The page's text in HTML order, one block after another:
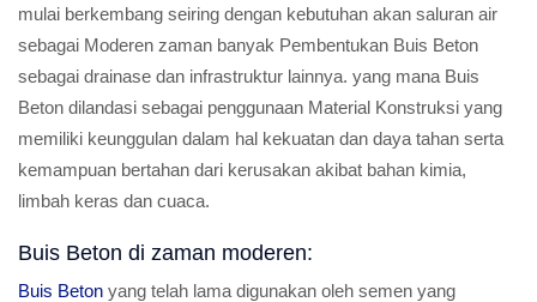
mulai berkembang seiring dengan kebutuhan akan saluran air
sebagai Moderen zaman banyak Pembentukan Buis Beton
sebagai drainase dan infrastruktur lainnya. yang mana Buis
Beton dilandasi sebagai penggunaan Material Konstruksi yang
memiliki keunggulan dalam hal kekuatan dan daya tahan serta
kemampuan bertahan dari kerusakan akibat bahan kimia,
limbah keras dan cuaca.
Buis Beton di zaman moderen:
Buis Beton yang telah lama digunakan oleh semen yang